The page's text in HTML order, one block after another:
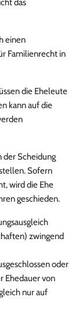
das
einen
Familienrecht in
die Eheleute
kann auf die
der Scheidung
Sofern
wird die Ehe
geschieden.
zwingend
oder
Ehedauer von
nur auf